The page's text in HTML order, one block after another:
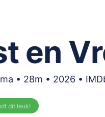
en
• 28m • 2026 •
dit leuk!